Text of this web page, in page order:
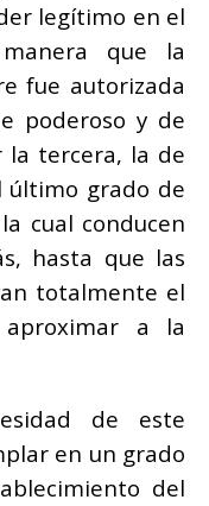
legítimo en el
que la
fue autorizada
poderoso y de
la tercera, la de
último grado de
cual conducen
hasta que las
totalmente el
a la
de este
en un grado
del